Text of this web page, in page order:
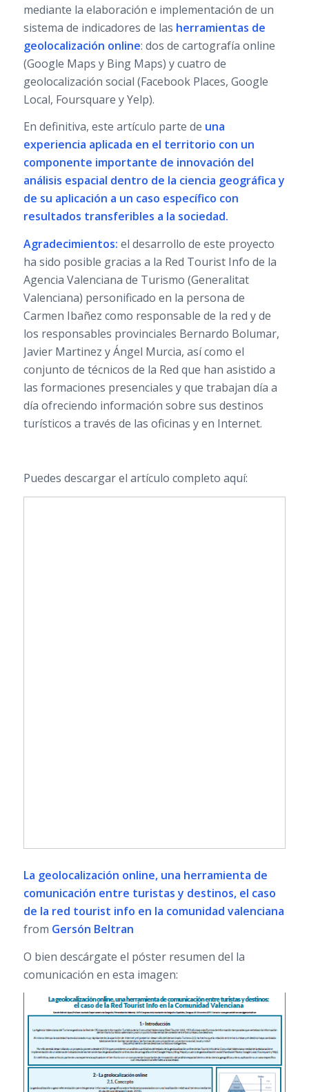
mediante la elaboración e implementación de un
sistema de indicadores de las herramientas de
geolocalización online: dos de cartografía online
(Google Maps y Bing Maps) y cuatro de
geolocalización social (Facebook Places, Google
Local, Foursquare y Yelp).
En definitiva, este artículo parte de una
experiencia aplicada en el territorio con un
componente importante de innovación del
análisis espacial dentro de la ciencia geográfica y
de su aplicación a un caso específico con
resultados transferibles a la sociedad.
Agradecimientos: el desarrollo de este proyecto
ha sido posible gracias a la Red Tourist Info de la
Agencia Valenciana de Turismo (Generalitat
Valenciana) personificado en la persona de
Carmen Ibañez como responsable de la red y de
los responsables provinciales Bernardo Bolumar,
Javier Martinez y Ángel Murcia, así como el
conjunto de técnicos de la Red que han asistido a
las formaciones presenciales y que trabajan día a
día ofreciendo información sobre sus destinos
turísticos a través de las oficinas y en Internet.
Puedes descargar el artículo completo aquí:
La geolocalización online, una herramienta de
comunicación entre turistas y destinos, el caso
de la red tourist info en la comunidad valenciana
from Gersón Beltran
O bien descárgate el póster resumen del la
comunicación en esta imagen: